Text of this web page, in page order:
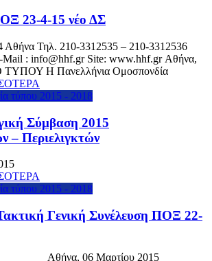
23-4-15 νέο ΔΣ
Αθήνα Τηλ. 210-3312535 – 210-3312536
: info@hhf.gr Site: www.hhf.gr Αθήνα,
ΤΥΠΟΥ Η Πανελλήνια Ομοσπονδία
τύπου 2015 - 2018
Σύμβαση 2015
– Περιελιγκτών
τύπου 2015 - 2018
Γενική Συνέλευση ΠΟΞ 22-
Αθήνα, 06 Μαρτίου 2015